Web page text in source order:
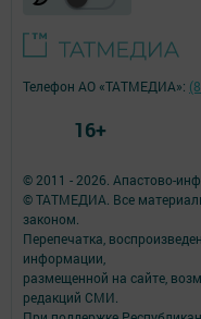
© 2011 - 2026. Апастово-
© ТАТМЕДИА. Все
законом.
Перепечатка,
информации,
размещенной на сайте,
редакций СМИ.
Телефон АО «ТАТМЕДИА»:
16+